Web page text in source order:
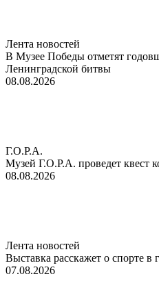
Лента новостей
В Музее Победы отметят
Ленинградской битвы
08.08.2026
Г.О.Р.А.
Музей Г.О.Р.А. проведет квест
08.08.2026
Лента новостей
Выставка расскажет о спорте
07.08.2026